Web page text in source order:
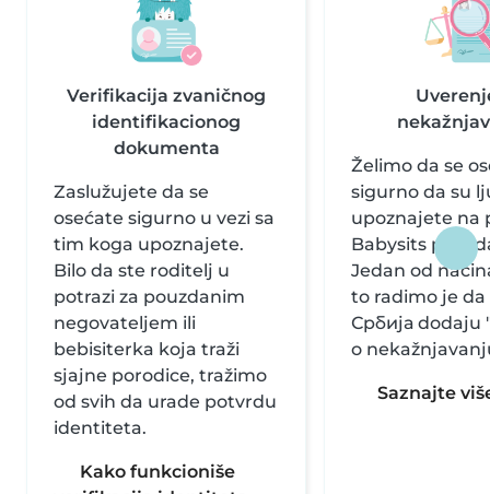
Verifikacija zvaničnog
identifikacionog
dokumenta
Zaslužujete da se
osećate sigurno u vezi sa
tim koga upoznajete.
Bilo da ste roditelj u
potrazi za pouzdanim
negovateljem ili
bebisiterka koja traži
sjajne porodice, tražimo
od svih da urade potvrdu
identiteta.
Kako funkcioniše
Želimo da se
sigurno da su
upoznajete na
Babysits
Jedan od
to radimo je da
Србија dodaju
o
Saznajte